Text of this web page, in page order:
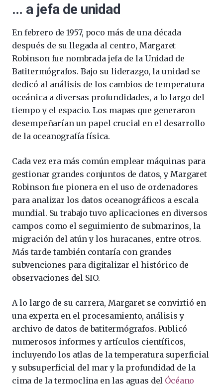
… a jefa de unidad
En febrero de 1957, poco más de una década
después de su llegada al centro, Margaret
Robinson fue nombrada jefa de la Unidad de
Batitermógrafos. Bajo su liderazgo, la unidad se
dedicó al análisis de los cambios de temperatura
oceánica a diversas profundidades, a lo largo del
tiempo y el espacio. Los mapas que generaron
desempeñarían un papel crucial en el desarrollo
de la oceanografía física.
Cada vez era más común emplear máquinas para
gestionar grandes conjuntos de datos, y Margaret
Robinson fue pionera en el uso de ordenadores
para analizar los datos oceanográficos a escala
mundial. Su trabajo tuvo aplicaciones en diversos
campos como el seguimiento de submarinos, la
migración del atún y los huracanes, entre otros.
Más tarde también contaría con grandes
subvenciones para digitalizar el histórico de
observaciones del SIO.
A lo largo de su carrera, Margaret se convirtió en
una experta en el procesamiento, análisis y
archivo de datos de batitermógrafos. Publicó
numerosos informes y artículos científicos,
incluyendo los atlas de la temperatura superficial
y subsuperficial del mar y la profundidad de la
cima de la termoclina en las aguas del Ócéano